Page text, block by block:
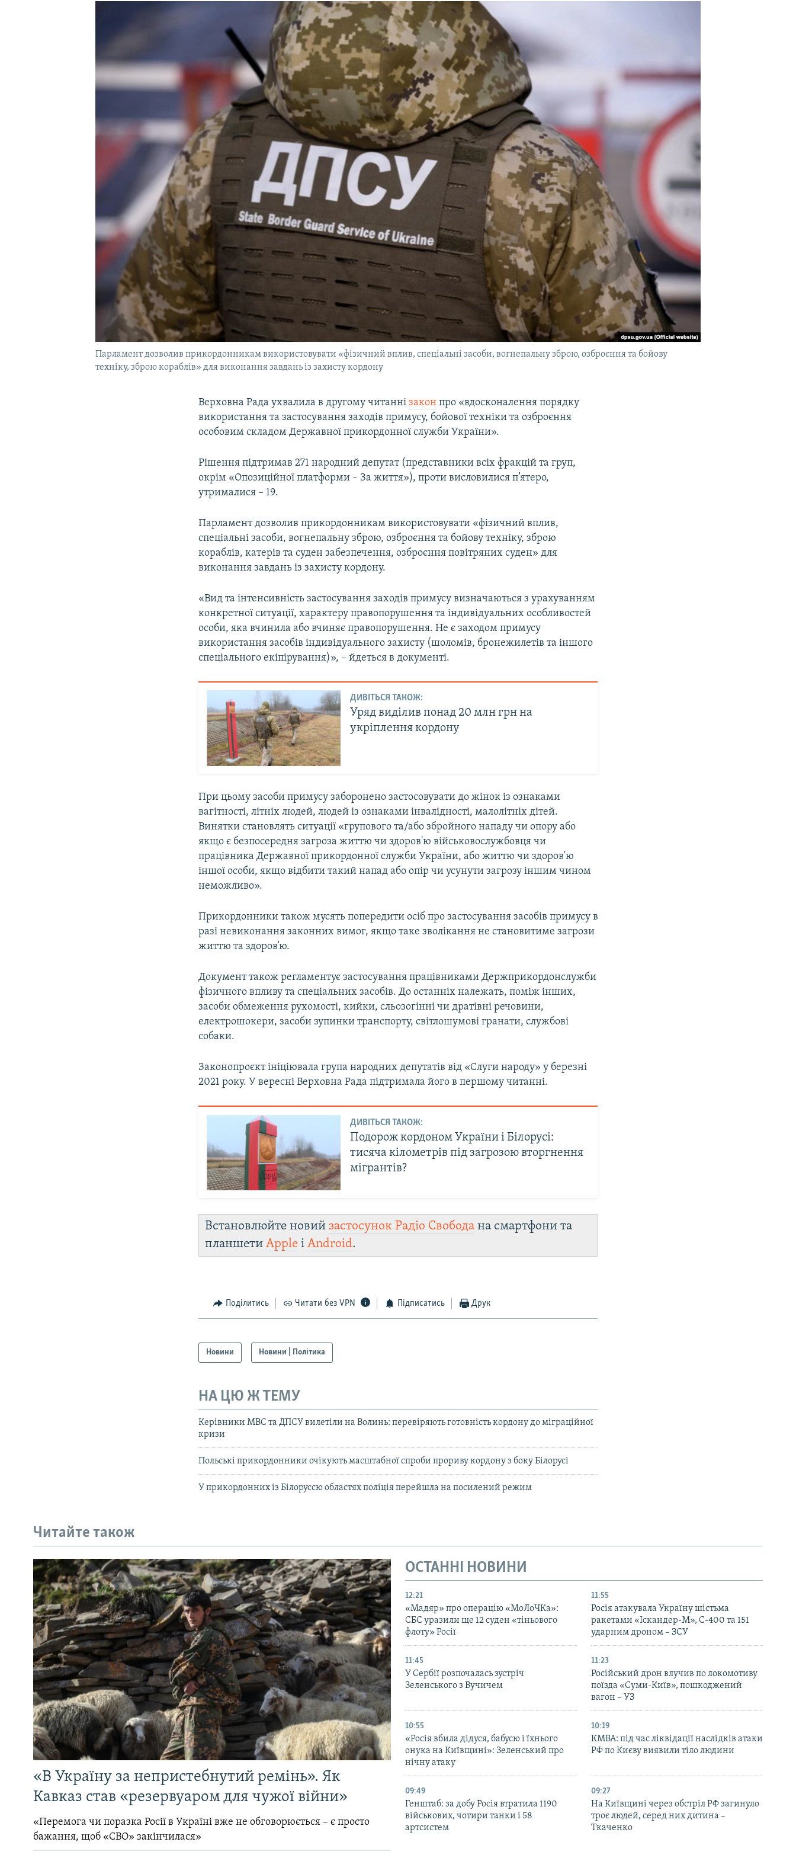
Парламент дозволив прикордонникам використовувати «фізичний вплив, спеціальні засоби, вогнепальну зброю, озброєння та бойову
техніку, зброю кораблів» для виконання завдань із захисту кордону
Верховна Рада ухвалила в другому читаннізакон про «вдосконалення порядку
використання та застосування заходів примусу, бойової техніки та озброєння
особовим складом Державної прикордонної служби України».
Рішення підтримав 271 народний депутат (представники всіх фракцій та груп,
окрім «Опозиційної платформи – За життя»), проти висловилися п’ятеро,
утрималися – 19.
Парламент дозволив прикордонникам використовувати «фізичний вплив,
спеціальні засоби, вогнепальну зброю, озброєння та бойову техніку, зброю
кораблів, катерів та суден забезпечення, озброєння повітряних суден» для
виконання завдань із захисту кордону.
«Вид та інтенсивність застосування заходів примусу визначаються з урахуванням
конкретної ситуації, характеру правопорушення та індивідуальних особливостей
особи, яка вчинила або вчиняє правопорушення. Не є заходом примусу
використання засобів індивідуального захисту (шоломів, бронежилетів та іншого
спеціального екіпірування)», – йдеться в документі.
ДИВІТЬСЯ ТАКОЖ:
Уряд виділив понад 20 млн грн на
укріплення кордону
При цьому засоби примусу заборонено застосовувати до жінок із ознаками
вагітності, літніх людей, людей із ознаками інвалідності, малолітніх дітей.
Винятки становлять ситуації «групового та/або збройного нападу чи опору або
якщо є безпосередня загроза життю чи здоров'ю військовослужбовця чи
працівника Державної прикордонної служби України, або життю чи здоров'ю
іншої особи, якщо відбити такий напад або опір чи усунути загрозу іншим чином
неможливо».
Прикордонники також мусять попередити осіб про застосування засобів примусу в
разі невиконання законних вимог, якщо таке зволікання не становитиме загрози
життю та здоров’ю.
Документ також регламентує застосування працівниками Держприкордонслужби
фізичного впливу та спеціальних засобів. До останніх належать, поміж інших,
засоби обмеження рухомості, кийки, сльозогінні чи дратівні речовини,
електрошокери, засоби зупинки транспорту, світлошумові гранати, службові
собаки.
Законопроєкт ініціювала група народних депутатів від «Слуги народу» у березні
2021 року. У вересні Верховна Рада підтримала його в першому читанні.
ДИВІТЬСЯ ТАКОЖ:
Подорож кордоном України і Білорусі:
тисяча кілометрів під загрозою вторгнення
мігрантів?
Встановлюйте новийзастосунок Радіо Свобода на смартфони та
планшетиApple іAndroid.
Поділитись Читати без VPN Підписатись Друк
Новини Новини | Політика
НА ЦЮ Ж ТЕМУ
Керівники МВС та ДПСУ вилетіли на Волинь: перевіряють готовність кордону до міграційної
кризи
Польські прикордонники очікують масштабної спроби прориву кордону з боку Білорусі
У прикордонних із Білоруссю областях поліція перейшла на посилений режим
Читайте також
«В Україну за непристебнутий ремінь». Як
Кавказ став «резервуаром для чужої війни»
«Перемога чи поразка Росії в Україні вже не обговорюється – є просто
бажання, щоб «СВО» закінчилася»
ОСТАННІ НОВИНИ
12:21
«Мадяр» про операцію «МоЛоЧКа»:
СБС уразили ще 12 суден «тіньового
флоту» Росії
11:55
Росія атакувала Україну шістьма
ракетами «Іскандер-М», С-400 та 151
ударним дроном – ЗСУ
11:45
У Сербії розпочалась зустріч
Зеленського з Вучичем
11:23
Російський дрон влучив по локомотиву
поїзда «Суми-Київ», пошкоджений
вагон – УЗ
10:55
«Росія вбила дідуся, бабусю і їхнього
онука на Київщині»: Зеленський про
нічну атаку
10:19
КМВА: під час ліквідації наслідків атаки
РФ по Києву виявили тіло людини
09:49
Генштаб: за добу Росія втратила 1190
військових, чотири танки і 58
артсистем
09:27
На Київщині через обстріл РФ загинуло
троє людей, серед них дитина –
Ткаченко